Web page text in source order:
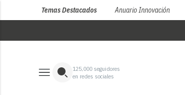
Temas Destacados Anuario Innovación
125,000 seguidores
en redes sociales